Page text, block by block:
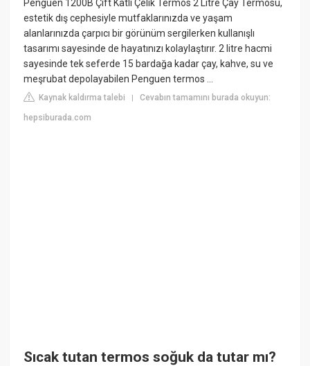
Penguen 1200B Çift Katlı Çelik Termos 2 Litre Çay Termosu,
estetik dış cephesiyle mutfaklarınızda ve yaşam
alanlarınızda çarpıcı bir görünüm sergilerken kullanışlı
tasarımı sayesinde de hayatınızı kolaylaştırır. 2 litre hacmi
sayesinde tek seferde 15 bardağa kadar çay, kahve, su ve
meşrubat depolayabilen Penguen termos ...
Kaynak kaldırma talebi |Cevabın tamamını burada okuyun:
hepsiburada.com
Sıcak tutan termos soğuk da tutar mı?